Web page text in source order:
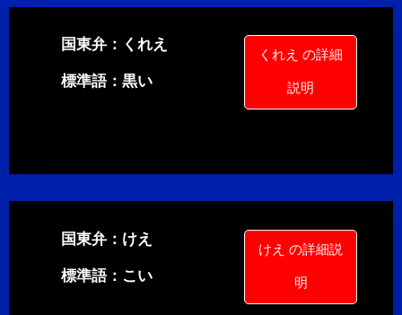
国東弁：くれえ
標準語：黒い
くれえ の詳細
説明
国東弁：けえ
標準語：こい
けえ の詳細説
明